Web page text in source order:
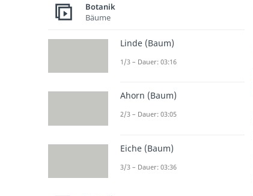
Botanik
Bäume
Linde (Baum)
1/3 – Dauer: 03:16
Ahorn (Baum)
2/3 – Dauer: 03:05
Eiche (Baum)
3/3 – Dauer: 03:36